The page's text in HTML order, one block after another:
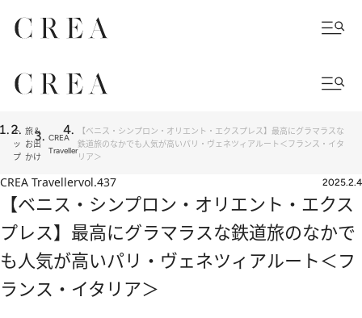
ト
ッ
プ
旅＆
お出
かけ
CREA
Traveller
【ベニス・シンプロン・オリエント・エクスプレス】最高にグラマラスな
鉄道旅のなかでも人気が高いパリ・ヴェネツィアルート＜フランス・イタ
リア＞
CREA Travellervol.437 2025.2.4
【ベニス・シンプロン・オリエント・エクス
プレス】最高にグラマラスな鉄道旅のなかで
も人気が高いパリ・ヴェネツィアルート＜フ
ランス・イタリア＞